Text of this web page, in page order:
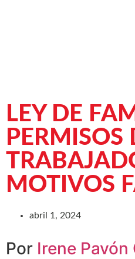
LEY DE
PERMISOS
MOTIVOS
abril 1, 2024
Por Irene Pavón